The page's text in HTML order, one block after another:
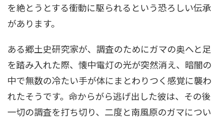
を絶とうとする衝動に駆られるという恐ろしい伝承
があります。
ある郷土史研究家が、調査のためにガマの奥へと足
を踏み入れた際、懐中電灯の光が突然消え、暗闇の
中で無数の冷たい手が体にまとわりつく感覚に襲わ
れたそうです。命からがら逃げ出した彼は、その後
一切の調査を打ち切り、二度と南風原のガマについ